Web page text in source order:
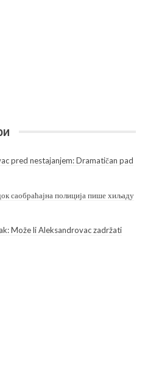
pred nestajanjem: Dramatičan pad
саобраћајна полиција пише хиљаду
Može li Aleksandrovac zadržati